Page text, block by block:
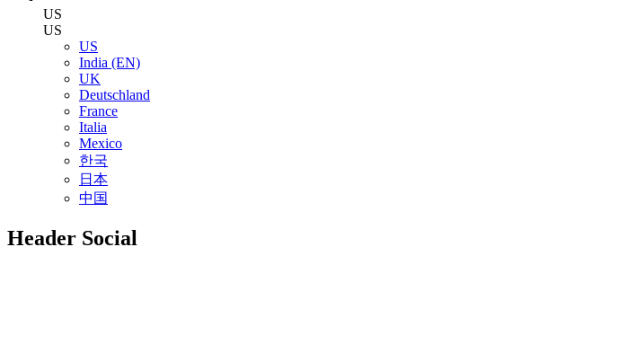
US
US
US
India (EN)
UK
Deutschland
France
Italia
Mexico
한국
日本
中国
Header Social